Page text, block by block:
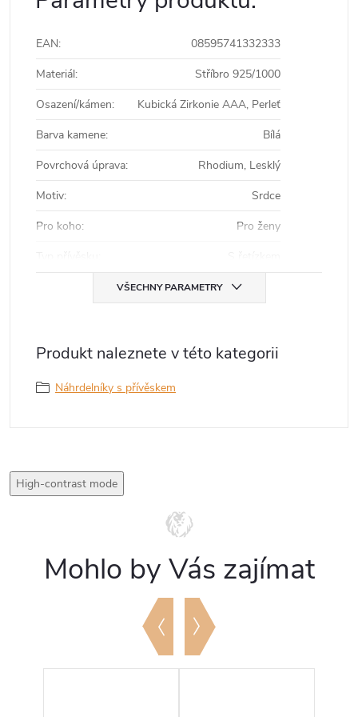
EAN:
08595741332333
Materiál:
Stříbro 925/1000
Osazení/kámen:
Kubická Zirkonie AAA, Perleť
Barva kamene:
Bílá
Povrchová úprava:
Rhodium, Lesklý
Motiv:
Srdce
Pro koho:
Pro ženy
VŠECHNY PARAMETRY
Produkt naleznete v této kategorii
Náhrdelníky s přívěskem
High-contrast mode
Mohlo by Vás zajímat